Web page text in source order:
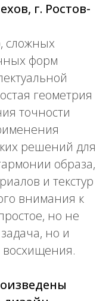
г. Ростов-
сложных
форм
геометрия
точности
решений для
образа,
и текстур
внимания к
но не
но и
восхищения.